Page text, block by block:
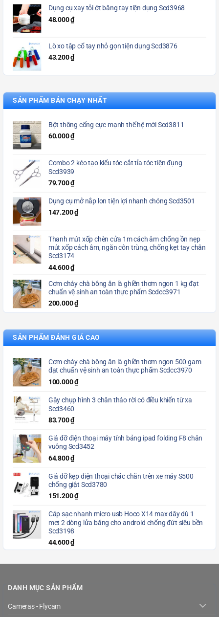
Dụng cụ xay tỏi ớt bằng tay tiện dụng Scd3968
48.000₫
Lò xo tập cổ tay nhỏ gọn tiện dụng Scd3876
43.200₫
SẢN PHẨM BÁN CHẠY NHẤT
Bột thông cống cực mạnh thế hệ mới Scd3811
60.000₫
Combo 2 kéo tạo kiểu tóc cắt tỉa tóc tiện đụng
Scd3939
79.700₫
Dụng cụ mở nắp lon tiện lợi nhanh chóng Scd3501
147.200₫
Thanh mút xốp chèn cửa 1m cách âm chống ồn nẹp
mút xốp cách âm, ngăn côn trùng, chống kẹt tay chân
Scd3174
44.600₫
Cơm cháy chà bông ăn là ghiền thơm ngon 1 kg đạt
chuẩn vệ sinh an toàn thực phẩm Scdcc3971
200.000₫
SẢN PHẨM ĐÁNH GIÁ CAO
Cơm cháy chà bông ăn là ghiền thơm ngon 500 gam
đạt chuẩn vệ sinh an toàn thực phẩm Scdcc3970
100.000₫
Gậy chụp hình 3 chân tháo rời có điều khiển từ xa
Scd3460
83.700₫
Giá đỡ điện thoại máy tính bảng ipad folding F8 chân
vuông Scd3452
64.800₫
Giá đỡ kẹp điện thoại chắc chắn trên xe máy S500
chống giật Scd3780
151.200₫
Cáp sạc nhanh micro usb Hoco X14 max dây dù 1
met 2 dòng lửa băng cho android chống đứt siêu bền
Scd3198
44.600₫
DANH MỤC SẢN PHẨM
Cameras - Flycam